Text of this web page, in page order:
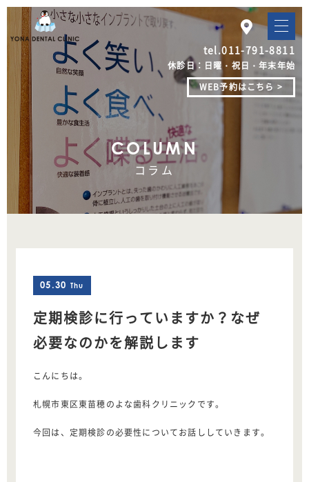
tel.011-791-8811
休診日：日曜・祝日・年末年始
WEB予約はこちら >
COLUMN
コラム
05.30 Thu
定期検診に行っていますか？なぜ
必要なのかを解説します
こんにちは。
札幌市東区東苗穂のよな歯科クリニックです。
今回は、定期検診の必要性についてお話ししていきます。